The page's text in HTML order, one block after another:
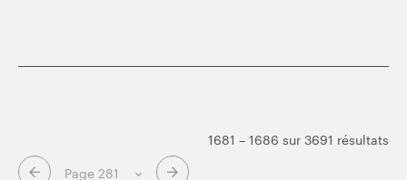
Page suivante
1681 – 1686 sur 3691 résultats